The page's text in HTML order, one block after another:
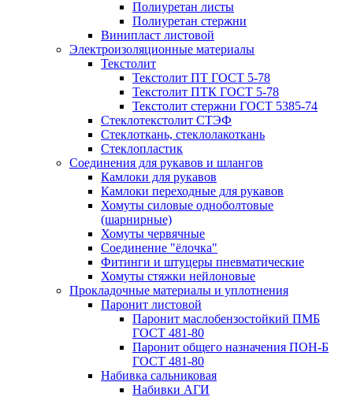
Полиуретан листы
Полиуретан стержни
Винипласт листовой
Электроизоляционные материалы
Текстолит
Текстолит ПТ ГОСТ 5-78
Текстолит ПТК ГОСТ 5-78
Текстолит стержни ГОСТ 5385-74
Стеклотекстолит СТЭФ
Стеклоткань, стеклолакоткань
Стеклопластик
Соединения для рукавов и шлангов
Камлоки для рукавов
Камлоки переходные для рукавов
Хомуты силовые одноболтовые
(шарнирные)
Хомуты червячные
Соединение "ёлочка"
Фитинги и штуцеры пневматические
Хомуты стяжки нейлоновые
Прокладочные материалы и уплотнения
Паронит листовой
Паронит маслобензостойкий ПМБ
ГОСТ 481-80
Паронит общего назначения ПОН-Б
ГОСТ 481-80
Набивка сальниковая
Набивки АГИ